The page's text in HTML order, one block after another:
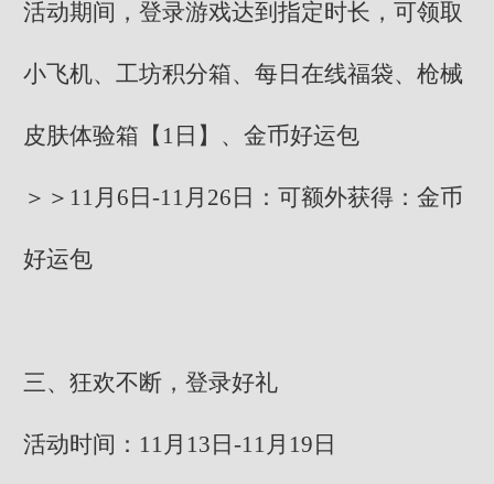
活动期间，登录游戏达到指定时长，可领取
小飞机、工坊积分箱、每日在线福袋、枪械
皮肤体验箱【1日】、金币好运包
＞＞11月6日-11月26日：可额外获得：金币
好运包
三、狂欢不断，登录好礼
活动时间：11月13日-11月19日